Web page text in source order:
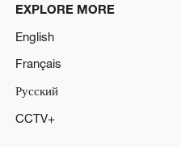
EXPLORE MORE
English
Français
Русский
CCTV+